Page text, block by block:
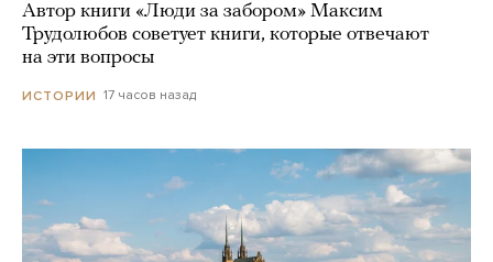
Автор книги «Люди за забором» Максим
Трудолюбов советует книги, которые отвечают
на эти вопросы
ИСТОРИИ 17 часов назад